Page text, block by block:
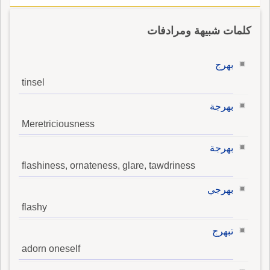
كلمات شبيهة ومرادفات
بهرج
tinsel
بهرجة
Meretriciousness
بهرجة
flashiness, ornateness, glare, tawdriness
بهرجي
flashy
تبهرج
adorn oneself